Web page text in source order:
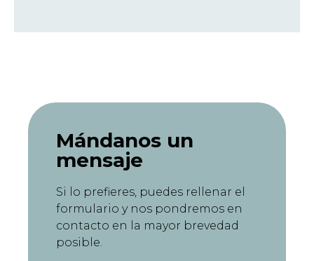
Mándanos un
mensaje
Si lo prefieres, puedes rellenar el
formulario y nos pondremos en
contacto en la mayor brevedad
posible.